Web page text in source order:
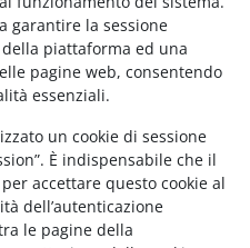
garantire la sessione
piattaforma ed una
pagine web, consentendo
essenziali.
un cookie di sessione
È indispensabile che il
accettare questo cookie al
dell’autenticazione
le pagine della